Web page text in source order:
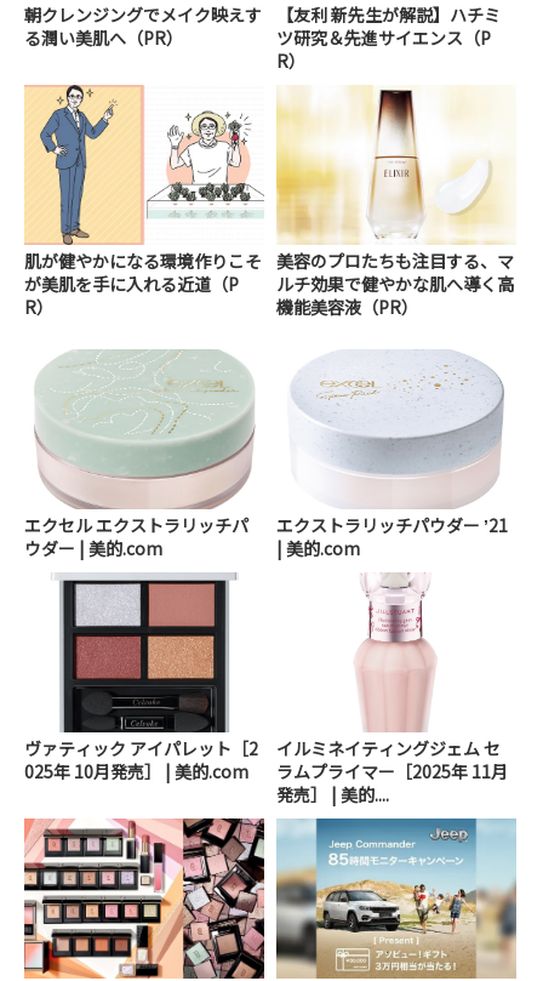
朝クレンジングでメイク映えす
る潤い美肌へ（PR）
【友利 新先生が解説】ハチミ
ツ研究＆先進サイエンス（P
R）
肌が健やかになる環境作りこそ
が美肌を手に入れる近道（P
R）
美容のプロたちも注目する、マ
ルチ効果で健やかな肌へ導く高
機能美容液（PR）
エクセル エクストラリッチパ
ウダー | 美的.com
エクストラリッチパウダー ʼ21
| 美的.com
ヴァティック アイパレット［2
025年 10月発売］ | 美的.com
イルミネイティングジェム セ
ラムプライマー［2025年 11月
発売］ | 美的....